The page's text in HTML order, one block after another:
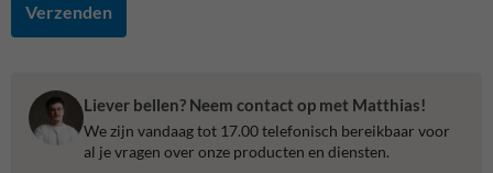
Verzenden
Liever bellen? Neem contact op met Matthias!
We zijn vandaag tot 17.00 telefonisch bereikbaar voor
al je vragen over onze producten en diensten.